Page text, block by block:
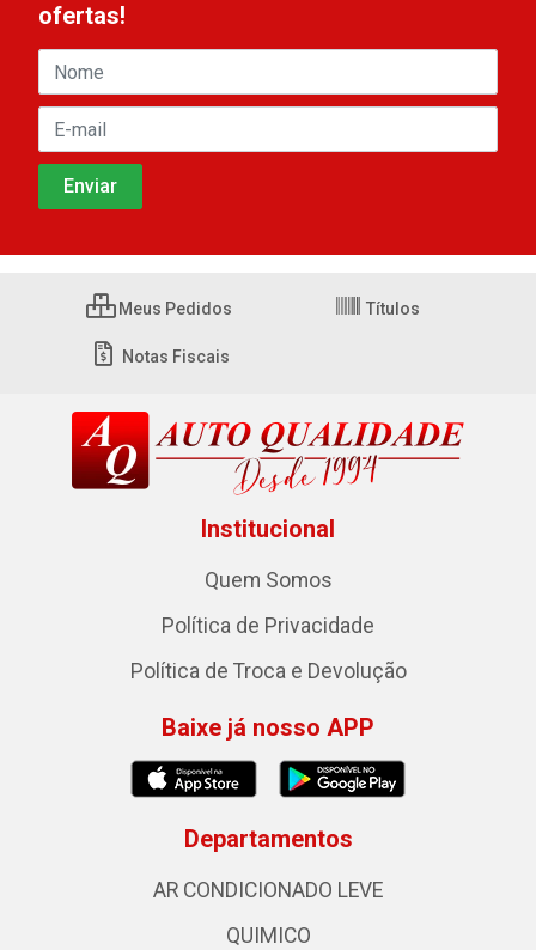
ofertas!
Meus Pedidos Títulos
Notas Fiscais
Institucional
Quem Somos
Política de Privacidade
Política de Troca e Devolução
Baixe já nosso APP
Departamentos
AR CONDICIONADO LEVE
QUIMICO